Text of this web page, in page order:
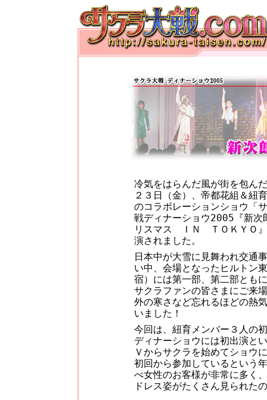
冷気をはらんだ風が街を包ん
２３日（金）、帝都花組＆紐
のコラボレーションショウ「
戦ディナーショウ2005『新次
リスマス ＩＮ ＴＯＫＹＯ
演されました。
日本中が大雪に見舞われ交通
い中、会場となったヒルトン
宿）には第一部、第二部とも
サクラファンの皆さまにご来
外の寒さなど忘れるほどの熱
いました！
今回は、紐育メンバー３人の
ディナーショウには初出演と
Ｖからサクラを始めてショウ
初回から参加しているという
べ女性のお客様が非常に多く
ドレス姿がたくさん見られた